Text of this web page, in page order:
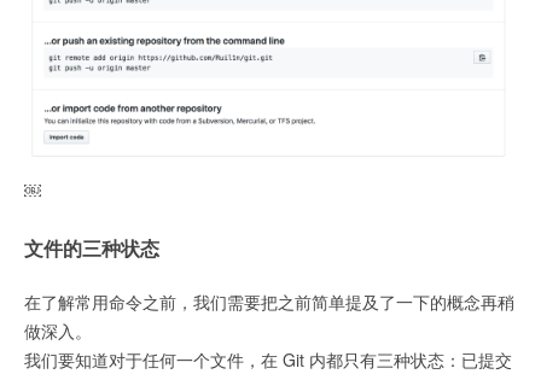
￼
文件的三种状态
在了解常用命令之前，我们需要把之前简单提及了一下的概念再稍
做深入。
我们要知道对于任何一个文件，在 Git 内都只有三种状态：已提交